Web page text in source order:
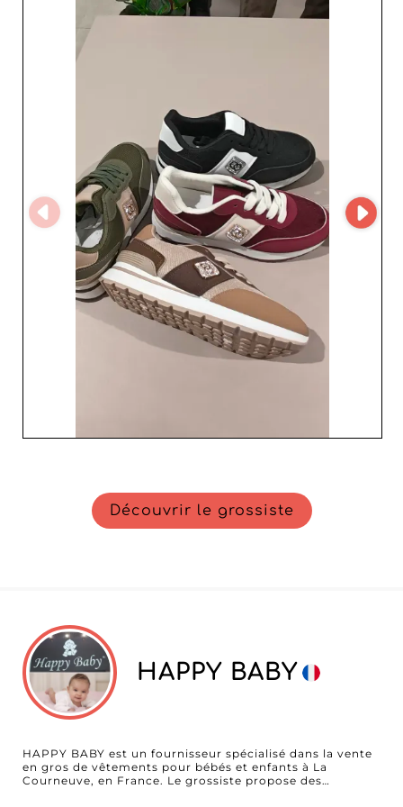
habillées, mocassins, bottines ou
autres modèles correspondant au
Sur My Fashion Wholesaler, consultez
les profils des fournisseurs de
chaussures pour homme, explorez les
différentes catégories par pays et
contactez directement les partenaires
qui vous intéressent. Créez votre
compte pour accéder à davantage
d’informations et retrouvez leurs
catalogues sur l’application MicroStore
afin de faciliter votre sourcing et
développer votre réseau de
Découvrir le grossiste
HAPPY BABY
HAPPY BABY est un fournisseur spécialisé dans la vente
en gros de vêtements pour bébés et enfants à La
Courneuve, en France. Le grossiste propose des